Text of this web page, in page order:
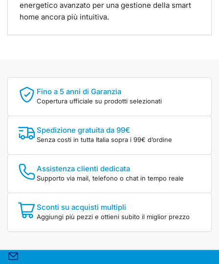
energetico avanzato per una gestione della smart
home ancora più intuitiva.
Fino a 5 anni di Garanzia
Copertura ufficiale su prodotti selezionati
Spedizione gratuita da 99€
Senza costi in tutta Italia sopra i 99€ d’ordine
Assistenza clienti dedicata
Supporto via mail, telefono o chat in tempo reale
Sconti su acquisti multipli
Aggiungi più pezzi e ottieni subito il miglior prezzo